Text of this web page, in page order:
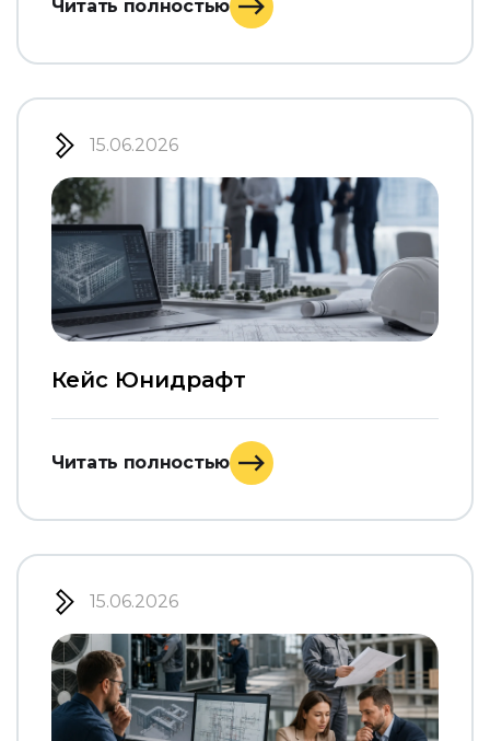
Читать полностью
15.06.2026
Кейс Юнидрафт
Читать полностью
15.06.2026